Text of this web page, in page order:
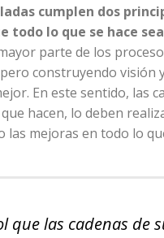
cumplen dos
lo que se hace
parte de los
construyendo
En este sentido,
hacen, lo deben
las mejoras en todo lo
que las cadenas